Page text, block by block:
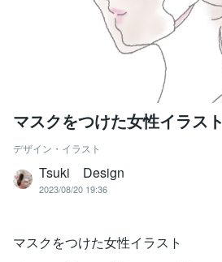
マスクをつけた女性イラスト
デザイン・イラスト
Tsuki Design
2023/08/20 19:36
マスクをつけた女性イラスト